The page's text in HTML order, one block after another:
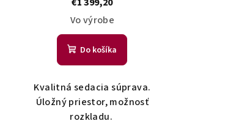
Vo výrobe
Do košíka
Kvalitná sedacia súprava.
Úložný priestor, možnosť
rozkladu.